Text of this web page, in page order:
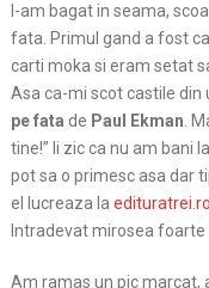
l-am bagat in seama,
fata. Primul gand a fost
carti moka si eram setat
Asa ca-mi scot castile din
pe fata de Paul Ekman .
tine!” Ii zic ca nu am bani
pot sa o primesc asa dar
el lucreaza la edituratrei.ro
Intradevat mirosea foarte
Am ramas un pic marcat,